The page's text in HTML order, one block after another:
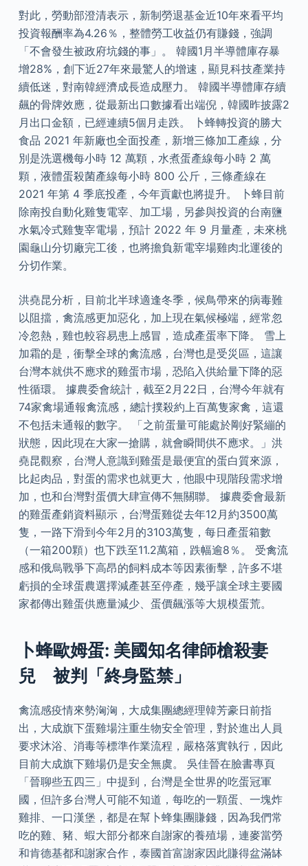
對此，勞動部澄清表示，新制勞退基金近10年來看平均
投資報酬率為4.26％，整體勞工收益仍有賺錢，強調
「不會發生被政府坑錢的事」。 韓國1月半導體庫存暴
增28%，創下近27年來最驚人的增速，顯見科技產業持
續低迷，對南韓經濟成長造成壓力。 韓國半導體庫存續
飆的骨牌效應，從最新出口數據看出端倪，韓國昨披露2
月出口金額，已經連續5個月走跌。 卜蜂轉投資的勝大
食品 2021 年新廠也全面投產，新增三條加工產線，分
別是洗選機每小時 12 萬顆，水煮蛋產線每小時 2 萬
顆，液體蛋殺菌產線每小時 800 公斤，三條產線在
2021 年第 4 季底投產，今年貢獻也將提升。 卜蜂目前
除南投自動化雞隻電宰、加工場，另參與投資的台南鹽
水氣冷式雞隻宰電場，預計 2022 年 9 月量產，未來桃
園龜山分切廠完工後，也將擔負新電宰場雞肉北運後的
分切作業。
洪堯昆分析，目前北半球適逢冬季，候鳥帶來的病毒難
以阻擋，禽流感更加惡化，加上現在氣候極端，經常忽
冷忽熱，雞也較容易患上感冒，造成產蛋率下降。 雪上
加霜的是，衝擊全球的禽流感，台灣也是受災區，這讓
台灣本就供不應求的雞蛋市場，恐陷入供給量下降的惡
性循環。 據農委會統計，截至2月22日，台灣今年就有
74家禽場通報禽流感，總計撲殺約上百萬隻家禽，這還
不包括未通報的數字。 「之前蛋量可能處於剛好緊繃的
狀態，因此現在大家一搶購，就會瞬間供不應求。」洪
堯昆觀察，台灣人意識到雞蛋是最便宜的蛋白質來源，
比起肉品，對蛋的需求也就更大，他眼中現階段需求增
加，也和台灣對蛋價大肆宣傳不無關聯。 據農委會最新
的雞蛋產銷資料顯示，台灣蛋雞從去年12月約3500萬
隻，一路下滑到今年2月的3103萬隻，每日產蛋箱數
（一箱200顆）也下跌至11.2萬箱，跌幅逾8％。 受禽流
感和俄烏戰爭下高昂的飼料成本等因素衝擊，許多不堪
虧損的全球蛋農選擇減產甚至停產，幾乎讓全球主要國
家都傳出雞蛋供應量減少、蛋價飆漲等大規模蛋荒。
卜蜂歐姆蛋: 美國知名律師槍殺妻
兒 被判「終身監禁」
禽流感疫情來勢洶洶，大成集團總經理韓芳豪日前指
出，大成旗下蛋雞場注重生物安全管理，對於進出人員
要求沐浴、消毒等標準作業流程，嚴格落實執行，因此
目前大成旗下雞場仍是安全無虞。 吳佳晉在臉書專頁
「晉聊些五四三」中提到，台灣是全世界的吃蛋冠軍
國，但許多台灣人可能不知道，每吃的一顆蛋、一塊炸
雞排、一口漢堡，都是在幫卜蜂集團賺錢，因為我們常
吃的雞、豬、蝦大部分都來自謝家的養殖場，連麥當勞
和肯德基都和謝家合作，泰國首富謝家因此賺得盆滿缽